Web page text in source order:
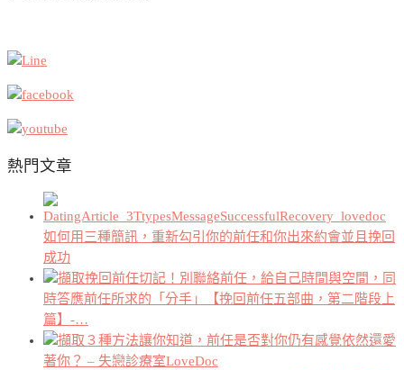
熱門文章
如何用三種簡訊，重新勾引你的前任和你出來約會並且挽回
成功
挽回前任切記！別聯絡前任，給自己時間與空間，同
時答應前任所求的「分手」【挽回前任五部曲，第二階段上
篇】-…
３種方法讓你知道，前任是否對你仍有感覺依然還愛
著你？ – 失戀診療室LoveDoc